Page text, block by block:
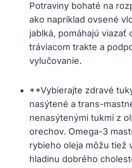
Potraviny bohaté na
ako napríklad ovsené
jablká, pomáhajú viazať
tráviacom ‌trakte a
vylučovanie.
**Vybierajte zdravé
nasýtené a trans-
nenasýtenými tukmi z
orechov. Omega-3
rybieho oleja môžu tiež
hladinu dobrého